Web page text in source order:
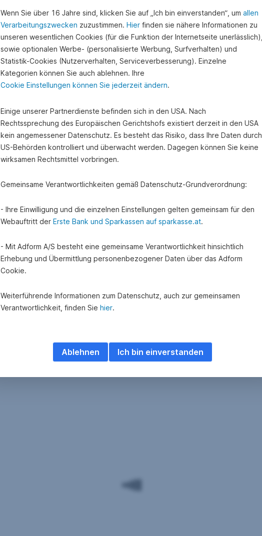
Wenn Sie über 16 Jahre sind, klicken Sie auf „Ich bin einverstanden“, um allen
Verarbeitungszwecken zuzustimmen. Hier finden sie nähere Informationen zu
unseren wesentlichen Cookies (für die Funktion der Internetseite unerlässlich),
sowie optionalen Werbe- (personalisierte Werbung, Surfverhalten) und
Statistik-Cookies (Nutzerverhalten, Serviceverbesserung). Einzelne
Kategorien können Sie auch ablehnen. Ihre
Cookie Einstellungen können Sie jederzeit ändern.
Einige unserer Partnerdienste befinden sich in den USA. Nach
Rechtssprechung des Europäischen Gerichtshofs existiert derzeit in den USA
kein angemessener Datenschutz. Es besteht das Risiko, dass Ihre Daten durch
US-Behörden kontrolliert und überwacht werden. Dagegen können Sie keine
wirksamen Rechtsmittel vorbringen.
Gemeinsame Verantwortlichkeiten gemäß Datenschutz-Grundverordnung:
- Ihre Einwilligung und die einzelnen Einstellungen gelten gemeinsam für den
Webauftritt der Erste Bank und Sparkassen auf sparkasse.at.
- Mit Adform A/S besteht eine gemeinsame Verantwortlichkeit hinsichtlich
Erhebung und Übermittlung personenbezogener Daten über das Adform
Cookie.
Weiterführende Informationen zum Datenschutz, auch zur gemeinsamen
Verantwortlichkeit, finden Sie hier.
Ich bin einverstanden
Ablehnen